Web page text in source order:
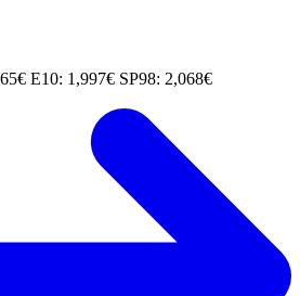
E10: 1,997€ SP98: 2,068€